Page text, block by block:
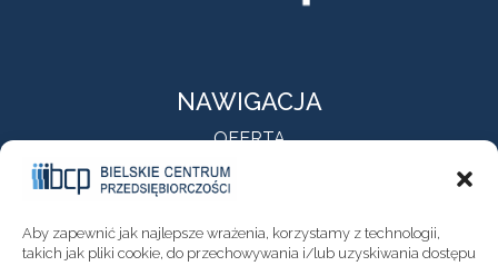
Aby zapewnić jak najlepsze wrażenia, korzystamy z technologii,
takich jak pliki cookie, do przechowywania i/lub uzyskiwania dostępu
NAWIGACJA
OFERTA
O NAS
AKTUALNOŚCI
NEWSLETTER